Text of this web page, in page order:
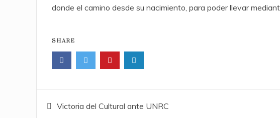
donde el camino desde su nacimiento, para poder llevar
SHARE
Navegación
Victoria del Cultural ante UNRC